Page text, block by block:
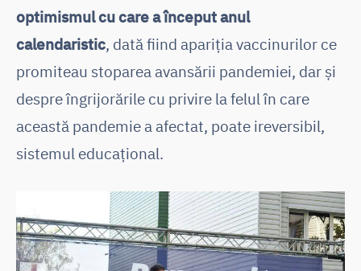
optimismul cu care a început anul
calendaristic, dată fiind apariția vaccinurilor ce
promiteau stoparea avansării pandemiei, dar și
despre îngrijorările cu privire la felul în care
această pandemie a afectat, poate ireversibil,
sistemul educațional.